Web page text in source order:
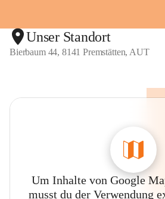
Unser Standort
Bierbaum 44, 8141 Premstätten, AUT
Um Inhalte von Google
musst du der Verwendung